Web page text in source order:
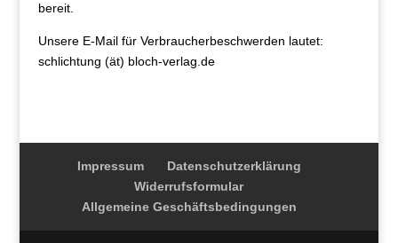
bereit.
Unsere E-Mail für Verbraucherbeschwerden lautet:
schlichtung (ät) bloch-verlag.de
Impressum
Datenschutzerklärung
Widerrufsformular
Allgemeine Geschäftsbedingungen